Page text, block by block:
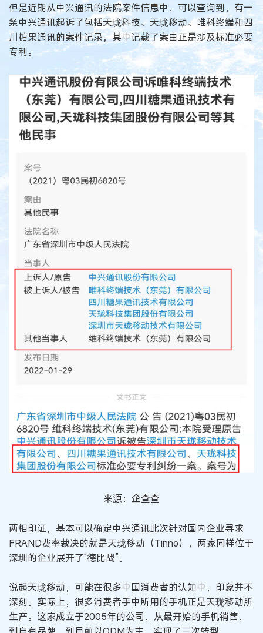
但是近期从中兴通讯的法院案件信息中，可以查询到，有一
条中兴通讯起诉了包括天珑科技、天珑移动、唯科终端和四
川糖果通讯的案件记录，其中记载了案由正是涉及标准必要
专利。
来源：企查查
两相印证，基本可以确定中兴通讯此次针对国内企业寻求
FRAND费率裁决的就是天珑移动（Tinno），两家同样位于
深圳的企业展开了“德比战”。
说起天珑移动，可能在很多中国消费者的认知中，印象并不
深刻。实际上，很多消费者手中所用的手机正是天珑移动所
生产。这家成立于2005年的公司，从最开始的手机销售，